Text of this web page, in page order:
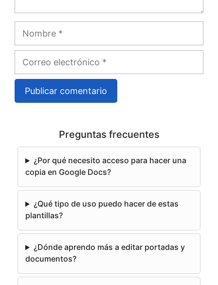
Nombre
Correo
a
v
Preguntas frecuentes
¿Por qué necesito acceso para hacer una
copia en Google Docs?
¿Qué tipo de uso puedo hacer de estas
plantillas?
¿Dónde aprendo más a editar portadas y
documentos?